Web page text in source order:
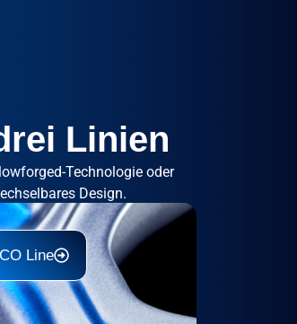
Linien
Technologie oder
Design.
Line